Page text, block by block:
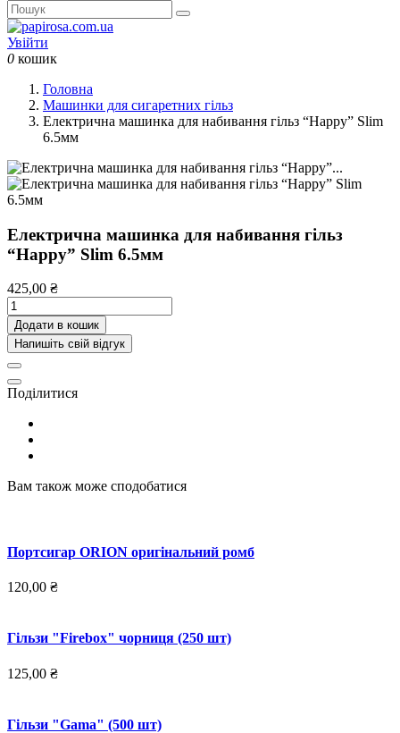
Увійти
0 кошик
Головна
Машинки для сигаретних гільз
Електрична машинка для набивання гільз “Happy” Slim
6.5мм
Електрична машинка для набивання гільз
“Happy” Slim 6.5мм
425,00 ₴
Додати в кошик
Напишіть свій відгук
Поділитися
Вам також може сподобатися
Портсигар ORION оригінальний ромб
120,00 ₴
Гільзи "Firebox" чорниця (250 шт)
125,00 ₴
Гільзи "Gama" (500 шт)